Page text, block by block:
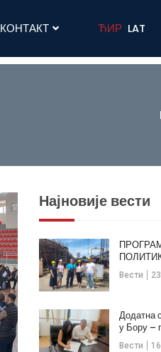
КОНТАКТ ЋИР LAT
Најновије вести
Вести
Вести
Додатна
у Бору –